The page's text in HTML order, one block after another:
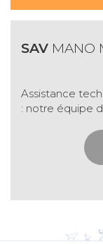
SAV MANO
Assistance
: notre équipe